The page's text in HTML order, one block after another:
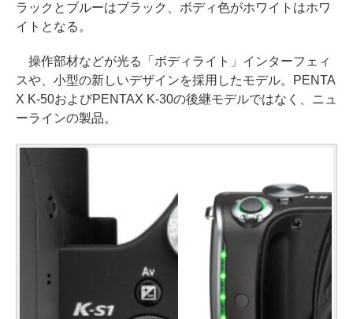
ラックとブルーはブラック、ボディ色がホワイトはホワ
イトとなる。
操作部材などが光る「ボディライト」インターフェィ
スや、小型の新しいデザインを採用したモデル。PENTA
X K-50およびPENTAX K-30の後継モデルではなく、ニュ
ーラインの製品。